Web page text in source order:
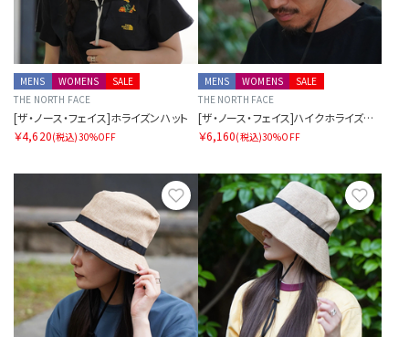
SALE
MENS
WOMENS
THE NORTH FACE
[ザ・ノース・フェイス]ホライズンハット
￥4,620(税込)30%OFF
SALE
MENS
WOMENS
THE NORTH FACE
[ザ・ノース・フェイス]ハイクホライズンハット
￥6,160(税込)30%OFF
お気に入り お気